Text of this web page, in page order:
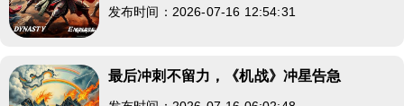
发布时间：2026-07-16 12:54:31
最后冲刺不留力，《机战》冲星告急